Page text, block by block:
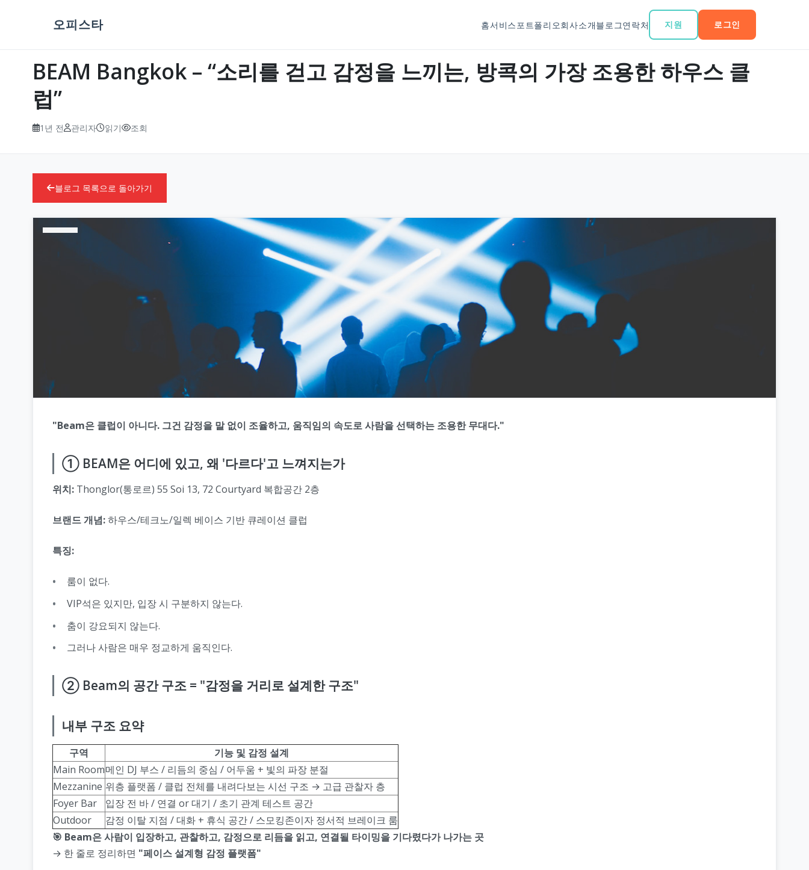
오피스타 홈서비스 포트폴리오회사소개블로그연락처 지원 로그인
BEAM Bangkok – “소리를 걷고 감정을 느끼는, 방콕의 가장 조용한 하우스 클
럽”
1년 전 관리자 읽기 조회
블로그 목록으로 돌아가기
"Beam은 클럽이 아니다. 그건 감정을 말 없이 조율하고, 움직임의 속도로 사람을 선택하는 조용한 무대다."
① BEAM은 어디에 있고, 왜 '다르다'고 느껴지는가
위치: Thonglor(통로르) 55 Soi 13, 72 Courtyard 복합공간 2층
브랜드 개념:하우스/테크노/일렉 베이스 기반 큐레이션 클럽
특징:
룸이 없다.
VIP석은 있지만, 입장 시 구분하지 않는다.
춤이 강요되지 않는다.
그러나 사람은 매우 정교하게 움직인다.
② Beam의 공간 구조 = "감정을 거리로 설계한 구조"
내부 구조 요약
구역
기능 및 감정 설계
Main Room메인 DJ 부스 / 리듬의 중심 / 어두움 + 빛의 파장 분절
Mezzanine 위층 플랫폼 / 클럽 전체를 내려다보는 시선 구조 → 고급 관찰자 층
Foyer Bar
입장 전 바 / 연결 or 대기 / 초기 관계 테스트 공간
Outdoor
감정 이탈 지점 / 대화 + 휴식 공간 / 스모킹존이자 정서적 브레이크 룸
🎯 Beam은 사람이 입장하고, 관찰하고, 감정으로 리듬을 읽고, 연결될 타이밍을 기다렸다가 나가는 곳
→ 한 줄로 정리하면 "페이스 설계형 감정 플랫폼"